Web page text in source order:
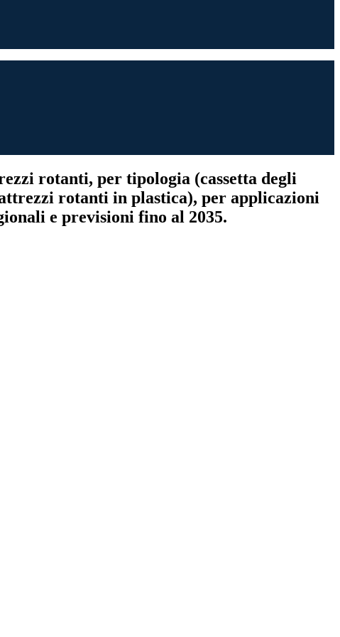
rotanti, per tipologia (cassetta degli
rotanti in plastica), per applicazioni
e previsioni fino al 2035.